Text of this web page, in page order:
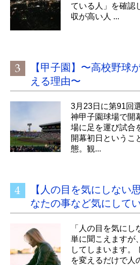
ている人」を確認
収が高い人 ...
【甲子園】〜高校野球
える理由〜
3月23日に第91回
神甲子園球場で開
場に足を運び試合
開幕初日というこ
態。観...
【人の目を気にしない
なたの事など気にして
「人の目を気に
単に聞こえますが
してしまいます。
を変えるだけで人